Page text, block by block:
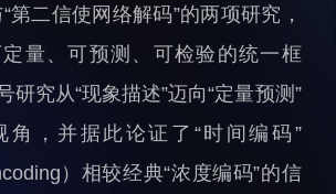
员会
要闻播报
科研进展
综合新闻
合作交流
学术活动
第二信使网络解码”的两项研究，
量、可预测、可检验的统一框
研究从“现象描述”迈向“定量预测”
角，并据此论证了“时间编码”
）相较经典“浓度编码”的信